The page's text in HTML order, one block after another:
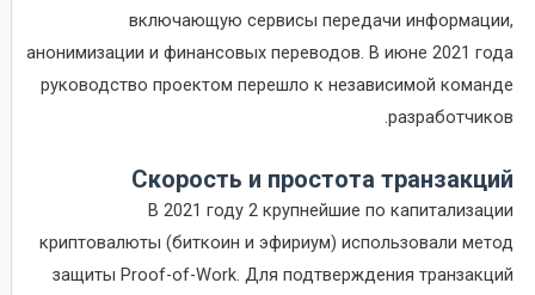
включающую сервисы передачи информации,
анонимизации и финансовых переводов. В июне 2021 года
руководство проектом перешло к независимой команде
разработчиков.
Скорость и простота транзакций
В 2021 году 2 крупнейшие по капитализации
криптовалюты (биткоин и эфириум) использовали метод
защиты Proof-of-Work. Для подтверждения транзакций